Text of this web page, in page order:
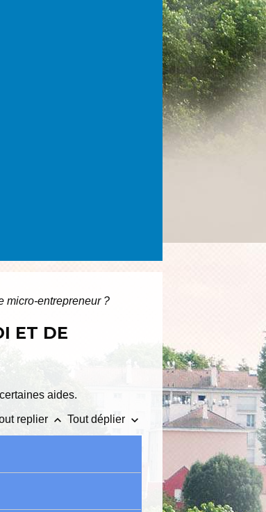
micro-entrepreneur ?
ET DE
aides.
replier keyboard_arrow_up Tout déplier keyboard_arrow_down